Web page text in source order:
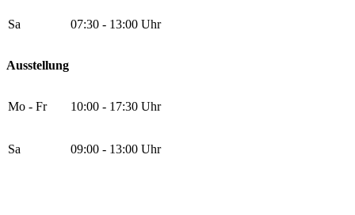
Sa 07:30 - 13:00 Uhr
Ausstellung
Mo - Fr 10:00 - 17:30 Uhr
Sa 09:00 - 13:00 Uhr